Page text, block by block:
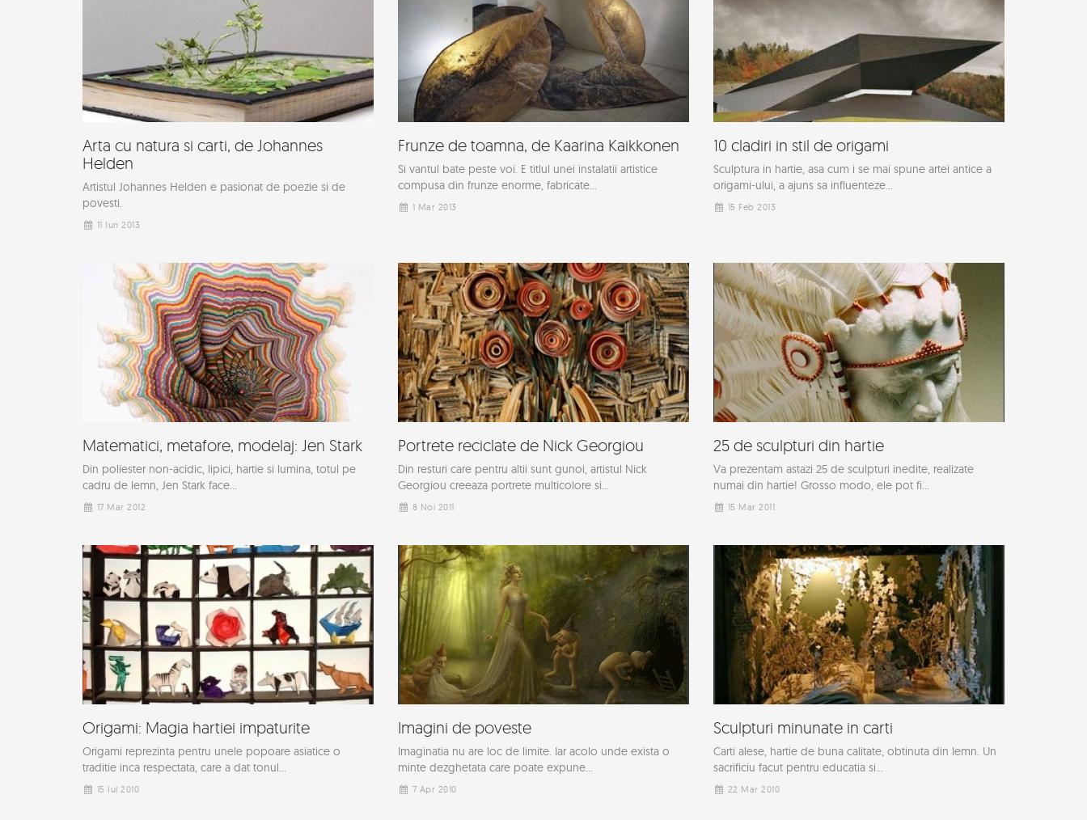
Arta cu natura si carti, de Johannes
Helden
Artistul Johannes Helden e pasionat de poezie si de
povesti.
11 Iun 2013
Frunze de toamna, de Kaarina Kaikkonen
Si vantul bate peste voi. E titlul unei instalatii artistice
compusa din frunze enorme, fabricate...
1 Mar 2013
10 cladiri in stil de origami
Sculptura in hartie, asa cum i se mai spune artei antice a
origami-ului, a ajuns sa influenteze...
15 Feb 2013
Matematici, metafore, modelaj: Jen Stark
Din poliester non-acidic, lipici, hartie si lumina, totul pe
cadru de lemn, Jen Stark face...
17 Mar 2012
Portrete reciclate de Nick Georgiou
Din resturi care pentru altii sunt gunoi, artistul Nick
Georgiou creeaza portrete multicolore si...
8 Noi 2011
25 de sculpturi din hartie
Va prezentam astazi 25 de sculpturi inedite, realizate
numai din hartie! Grosso modo, ele pot fi...
15 Mar 2011
Origami: Magia hartiei impaturite
Origami reprezinta pentru unele popoare asiatice o
traditie inca respectata, care a dat tonul...
15 Iul 2010
Imagini de poveste
Imaginatia nu are loc de limite. Iar acolo unde exista o
minte dezghetata care poate expune...
7 Apr 2010
Sculpturi minunate in carti
Carti alese, hartie de buna calitate, obtinuta din lemn. Un
sacrificiu facut pentru educatia si...
22 Mar 2010